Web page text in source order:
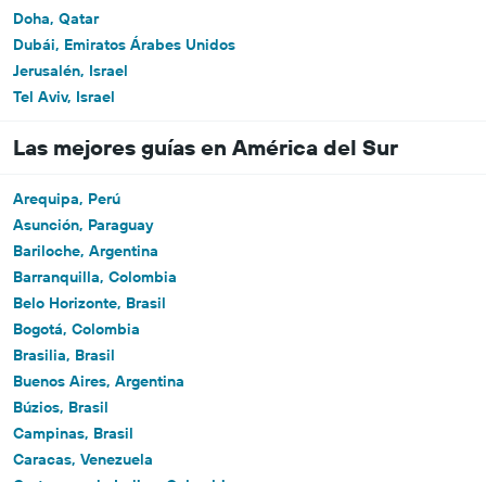
Doha, Qatar
Dubái, Emiratos Árabes Unidos
Jerusalén, Israel
Tel Aviv, Israel
Las mejores guías en América del Sur
Arequipa, Perú
Asunción, Paraguay
Bariloche, Argentina
Barranquilla, Colombia
Belo Horizonte, Brasil
Bogotá, Colombia
Brasilia, Brasil
Buenos Aires, Argentina
Búzios, Brasil
Campinas, Brasil
Caracas, Venezuela